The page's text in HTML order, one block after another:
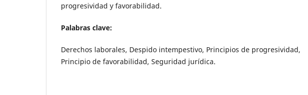
progresividad y favorabilidad.
Palabras clave:
Derechos laborales, Despido intempestivo, Principios de progresividad,
Principio de favorabilidad, Seguridad jurídica.